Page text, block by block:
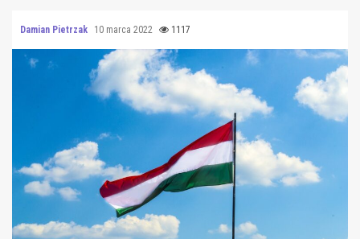
Damian Pietrzak 10 marca 2022 1117